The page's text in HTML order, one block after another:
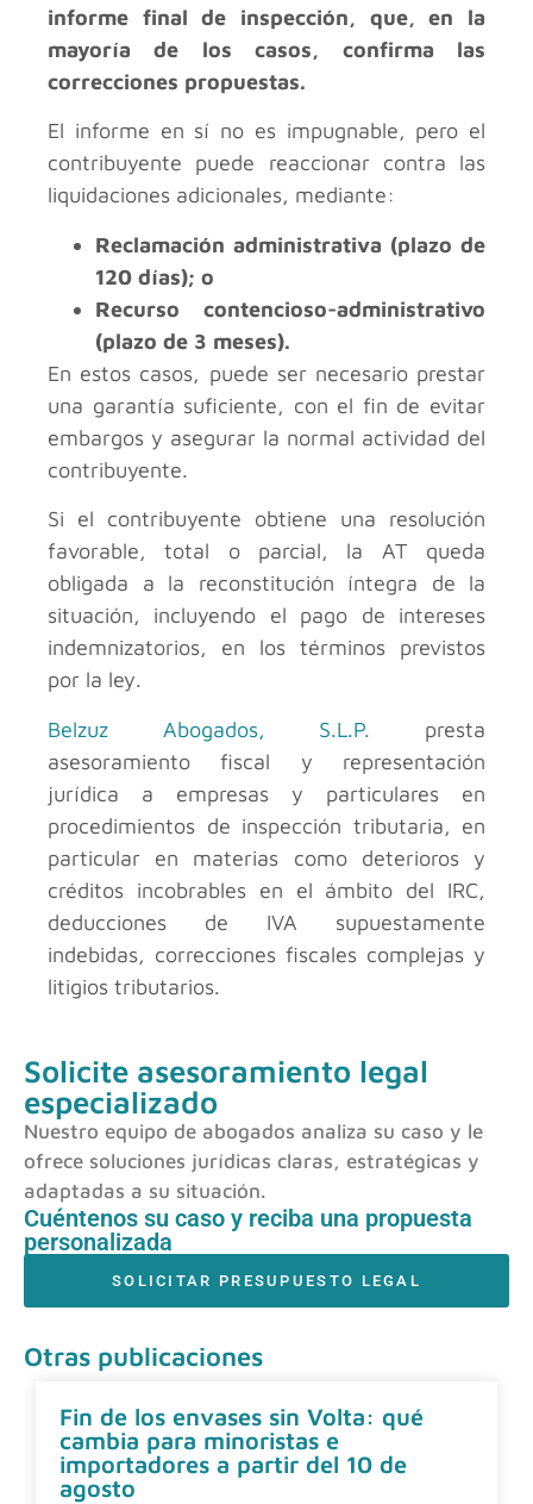
informe final de inspección, que, en la
mayoría de los casos, confirma las
correcciones propuestas.
El informe en sí no es impugnable, pero el
contribuyente puede reaccionar contra las
liquidaciones adicionales, mediante:
Reclamación administrativa (plazo de
120 días); o
Recurso contencioso-administrativo
(plazo de 3 meses).
En estos casos, puede ser necesario prestar
una garantía suficiente, con el fin de evitar
embargos y asegurar la normal actividad del
contribuyente.
Si el contribuyente obtiene una resolución
favorable, total o parcial, la AT queda
obligada a la reconstitución íntegra de la
situación, incluyendo el pago de intereses
indemnizatorios, en los términos previstos
por la ley.
Belzuz Abogados, S.L.P. presta
asesoramiento fiscal y representación
jurídica a empresas y particulares en
procedimientos de inspección tributaria, en
particular en materias como deterioros y
créditos incobrables en el ámbito del IRC,
deducciones de IVA supuestamente
indebidas, correcciones fiscales complejas y
litigios tributarios.
Solicite asesoramiento legal
especializado
Nuestro equipo de abogados analiza su caso y le
ofrece soluciones jurídicas claras, estratégicas y
adaptadas a su situación.
Cuéntenos su caso y reciba una propuesta
personalizada
SOLICITAR PRESUPUESTO LEGAL
Otras publicaciones
Fin de los envases sin Volta: qué
cambia para minoristas e
importadores a partir del 10 de
agosto